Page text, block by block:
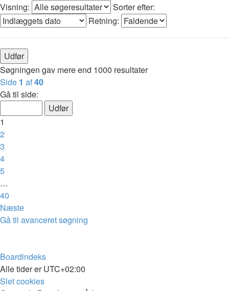
Visning:
Sorter efter:
Retning:
Søgningen gav mere end 1000 resultater
Side 1 af40
Gå til side:
1
2
3
4
5
…
40
Næste
Gå til avanceret søgning
Boardindeks
Alle tider erUTC+02:00
Slet cookies